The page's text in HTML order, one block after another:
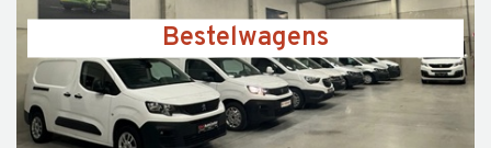
Bestelwagens